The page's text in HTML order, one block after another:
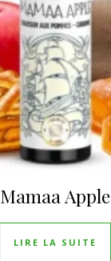
Mamaa Apple
LIRE LA SUITE